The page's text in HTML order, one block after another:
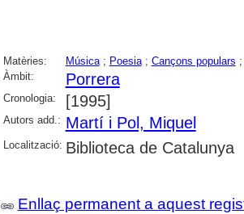
Matèries: Música; Poesia; Cançons populars
Àmbit:
Porrera
Cronologia: [1995]
Autors add.: Martí i Pol, Miquel
Localització: Biblioteca de Catalunya
Enllaç permanent a aquest